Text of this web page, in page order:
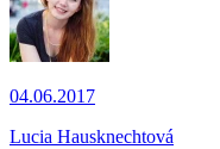
04.06.2017
Lucia Hausknechtová